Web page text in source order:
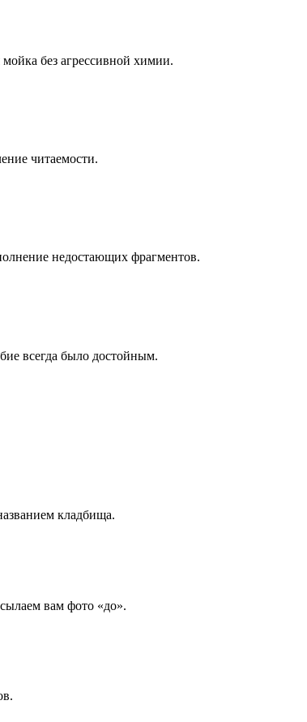
без агрессивной химии.
читаемости.
недостающих фрагментов.
всегда было достойным.
кладбища.
вам фото «до».